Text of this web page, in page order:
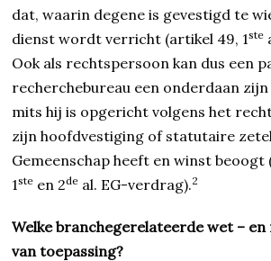
dat, waarin degene is gevestigd te
dienst wordt verricht (artikel 49, 1ste
Ook als rechtspersoon kan dus een
recherchebureau een onderdaan
mits hij is opgericht volgens het
zijn hoofdvestiging of statutaire
Gemeenschap heeft en winst beoogt
1ste en 2de al. EG-verdrag).2
Welke branchegerelateerde wet – en
van toepassing?